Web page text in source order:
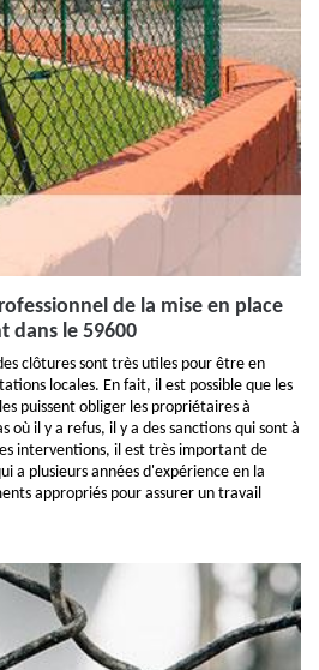
de la mise en place
dans le 59600
clôtures sont très utiles pour être en
locales. En fait, il est possible que les
puissent obliger les propriétaires à
où il y a refus, il y a des sanctions qui sont à
interventions, il est très important de
a plusieurs années d'expérience en la
appropriés pour assurer un travail